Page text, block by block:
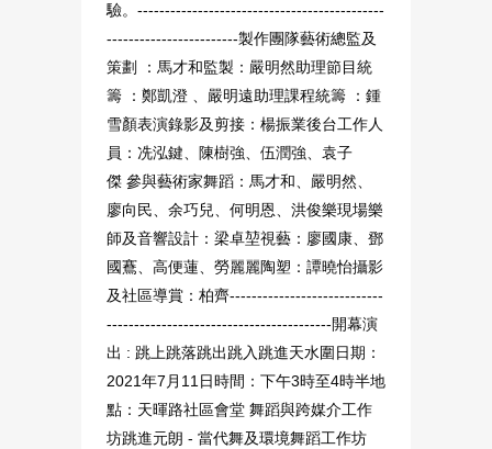
驗。---------------------------------------------
------------------------製作團隊藝術總監及
策劃 ：馬才和監製：嚴明然助理節目統
籌 ：鄭凱澄 、嚴明遠助理課程統籌 ：鍾
雪顏表演錄影及剪接：楊振業後台工作人
員：冼泓鍵、陳樹強、伍潤強、袁子
傑 參與藝術家舞蹈：馬才和、嚴明然、
廖向民、余巧兒、何明恩、洪俊樂現場樂
師及音響設計：梁卓堃視藝：廖國康、鄧
國鶱、高便蓮、勞麗麗陶塑：譚曉怡攝影
及社區導賞：柏齊----------------------------
-----------------------------------------開幕演
出 : 跳上跳落跳出跳入跳進天水圍日期：
2021年7月11日時間：下午3時至4時半地
點：天暉路社區會堂 舞蹈與跨媒介工作
坊跳進元朗 - 當代舞及環境舞蹈工作坊